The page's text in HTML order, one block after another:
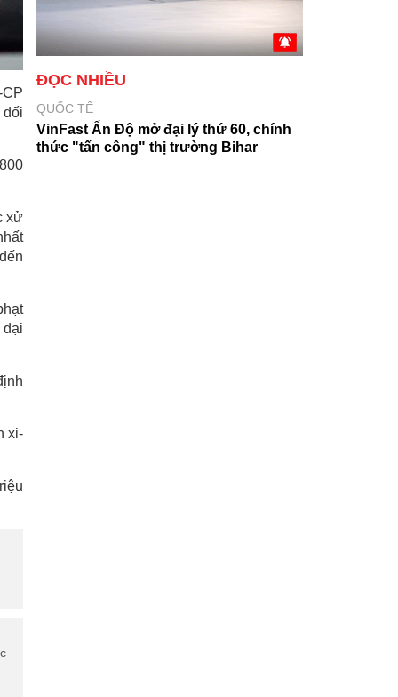
đối
xử
đại
xi-
ĐỌC NHIỀU
QUỐC TẾ
VinFast Ấn Độ mở đại lý thứ 60, chính
thức "tấn công" thị trường Bihar